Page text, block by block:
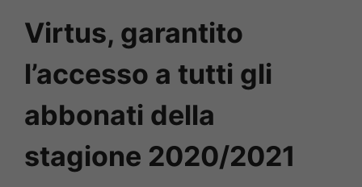
Virtus, garantito
l’accesso a tutti gli
abbonati della
stagione 2020/2021